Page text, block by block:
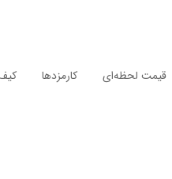
قیمت لحظه‌ای کارمزدها